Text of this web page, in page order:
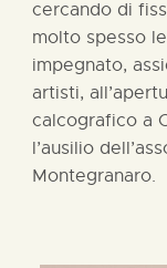
cercando di
molto spesso
impegnato,
artisti,
calcografico a
l’ausilio
Montegranaro.